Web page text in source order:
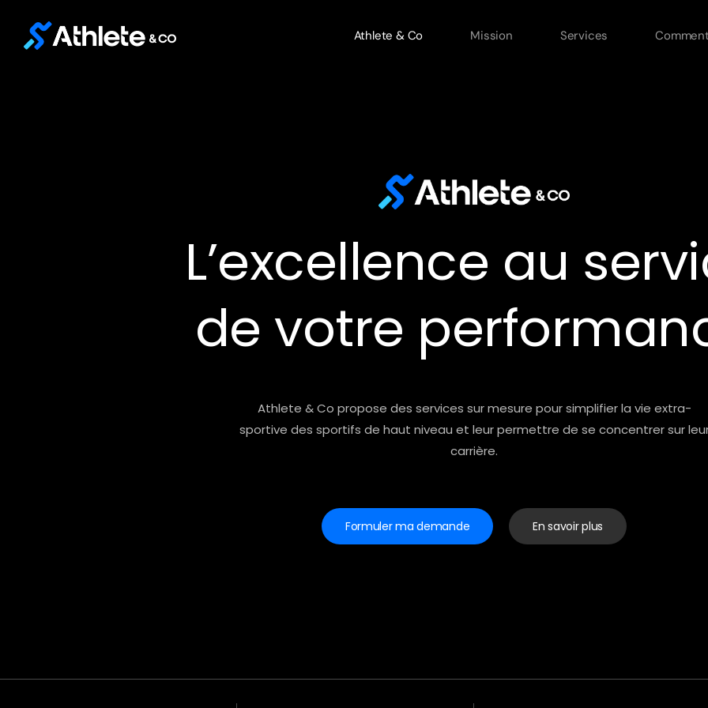
Athlete & Co Mission Services
L’excellence au
de votre
Athlete & Co propose des services sur mesure pour simplifier la vie extra-
sportive des sportifs de haut niveau et leur permettre de se concentrer sur
carrière.
Formuler ma demande En savoir plus